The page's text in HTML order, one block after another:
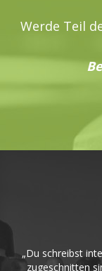
Werde Teil
„Du schreibst
zugeschnitten